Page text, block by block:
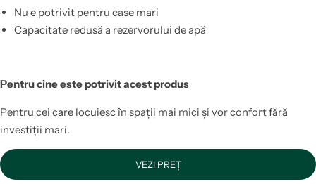
Nu e potrivit pentru case mari
Capacitate redusă a rezervorului de apă
Pentru cine este potrivit acest produs
Pentru cei care locuiesc în spații mai mici și vor confort fără
investiții mari.
VEZI PREȚ